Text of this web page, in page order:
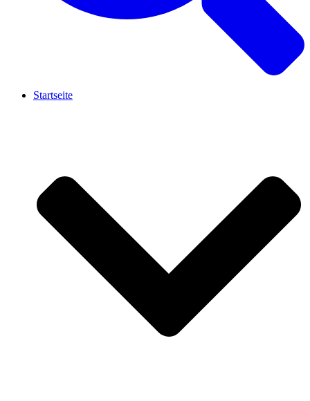
Startseite